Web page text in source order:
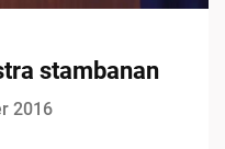
stambanan
2016